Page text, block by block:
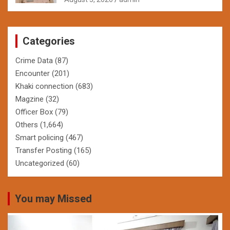
Categories
Crime Data (87)
Encounter (201)
Khaki connection (683)
Magzine (32)
Officer Box (79)
Others (1,664)
Smart policing (467)
Transfer Posting (165)
Uncategorized (60)
You may Missed